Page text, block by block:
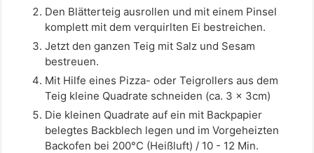
Den Blätterteig ausrollen und mit einem Pinsel
komplett mit dem verquirlten Ei bestreichen.
Jetzt den ganzen Teig mit Salz und Sesam
bestreuen.
Mit Hilfe eines Pizza- oder Teigrollers aus dem
Teig kleine Quadrate schneiden (ca. 3 x 3cm)
Die kleinen Quadrate auf ein mit Backpapier
belegtes Backblech legen und im Vorgeheizten
Backofen bei 200°C (Heißluft) / 10 - 12 Min.